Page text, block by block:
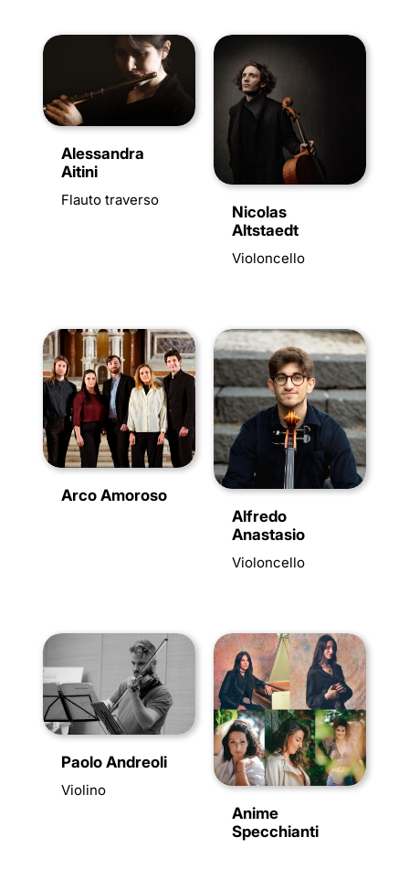
Alessandra
Aitini
Flauto traverso
Nicolas
Altstaedt
Violoncello
Arco Amoroso
Alfredo
Anastasio
Violoncello
Paolo Andreoli
Violino
Anime
Specchianti